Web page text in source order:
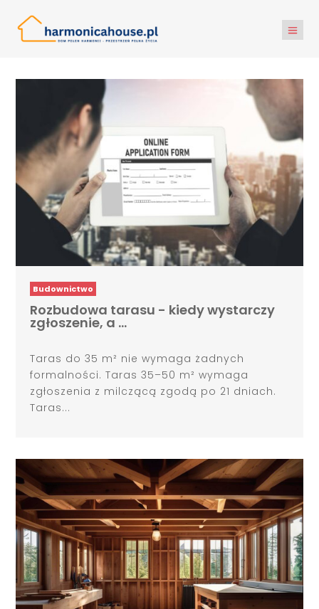
Budownictwo
Rozbudowa tarasu - kiedy wystarczy
zgłoszenie, a …
Taras do 35 m² nie wymaga żadnych
formalności. Taras 35–50 m² wymaga
zgłoszenia z milczącą zgodą po 21 dniach.
Taras...